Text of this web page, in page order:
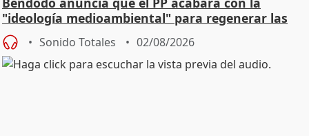
"ideología medioambiental" para regenerar las
playas
Sonido Totales 02/08/2026